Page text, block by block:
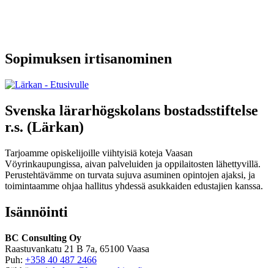
Sopimuksen irtisanominen
Svenska lärarhögskolans bostadsstiftelse
r.s. (Lärkan)
Tarjoamme opiskelijoille viihtyisiä koteja Vaasan
Vöyrinkaupungissa, aivan palveluiden ja oppilaitosten lähettyvillä.
Perustehtävämme on turvata sujuva asuminen opintojen ajaksi, ja
toimintaamme ohjaa hallitus yhdessä asukkaiden edustajien kanssa.
Isännöinti
BC Consulting Oy
Raastuvankatu 21 B 7a, 65100 Vaasa
Puh: +358 40 487 2466